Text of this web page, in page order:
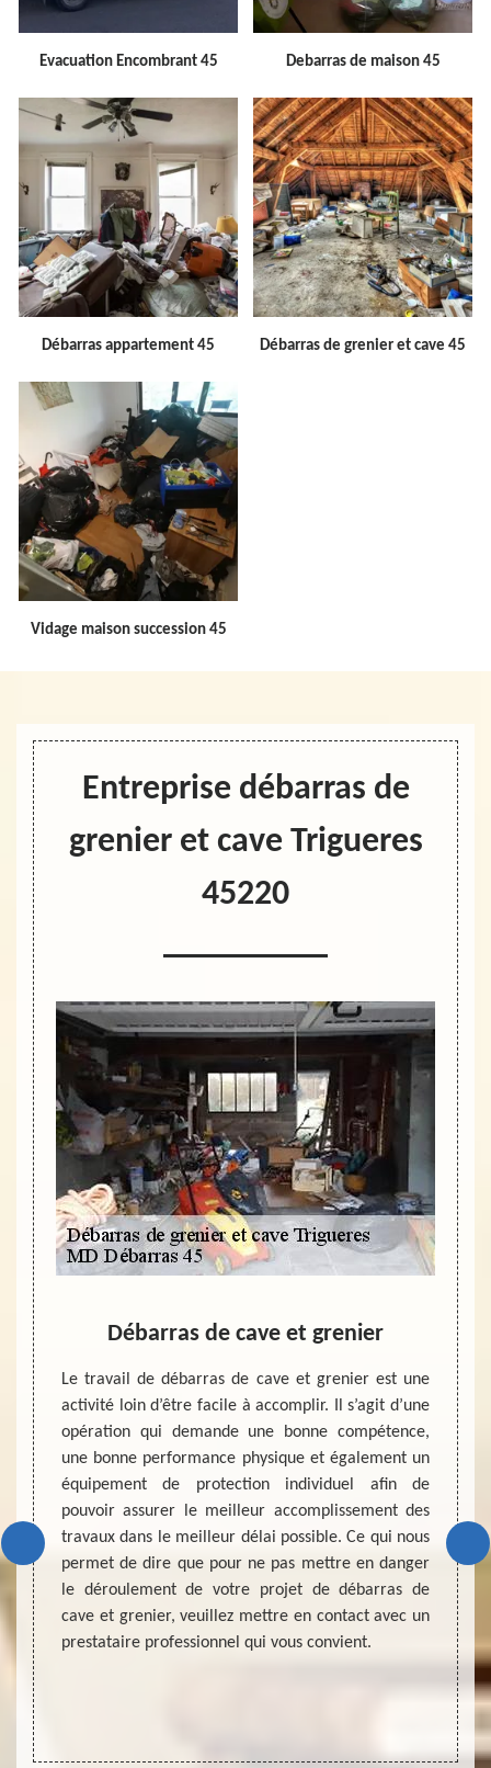
Evacuation Encombrant 45 Debarras de maison 45
Débarras appartement 45 Débarras de grenier et cave 45
Vidage maison succession 45
Entreprise débarras de
grenier et cave Trigueres
45220
la
de
en
que
et le
de
de
des
du
Débarras de cave et grenier
Le travail de débarras de cave et grenier est une
activité loin d’être facile à accomplir. Il s’agit d’une
opération qui demande une bonne compétence,
une bonne performance physique et également un
équipement de protection individuel afin de
pouvoir assurer le meilleur accomplissement des
travaux dans le meilleur délai possible. Ce qui nous
permet de dire que pour ne pas mettre en danger
le déroulement de votre projet de débarras de
cave et grenier, veuillez mettre en contact avec un
prestataire professionnel qui vous convient.